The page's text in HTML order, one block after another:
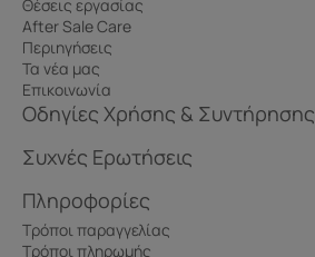
Θέσεις εργασίας
After Sale Care
Περιηγήσεις
Τα νέα μας
Επικοινωνία
Οδηγίες Χρήσης & Συντήρησης
Συχνές Ερωτήσεις
Πληροφορίες
Τρόποι παραγγελίας
Τρόποι πληρωμής